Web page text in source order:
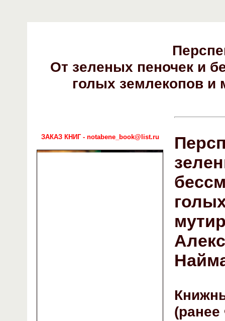
От зеленых пеночек и
голых землекопов и
ЗАКАЗ КНИГ - notabene_book@list.ru